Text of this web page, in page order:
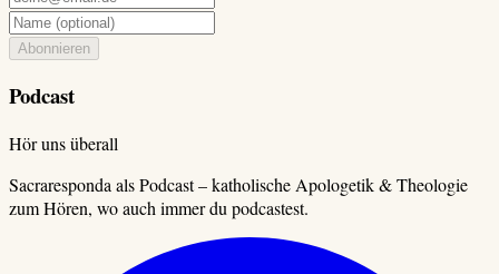
Abonnieren
Podcast
Hör uns überall
Sacraresponda als Podcast – katholische Apologetik & Theologie
zum Hören, wo auch immer du podcastest.